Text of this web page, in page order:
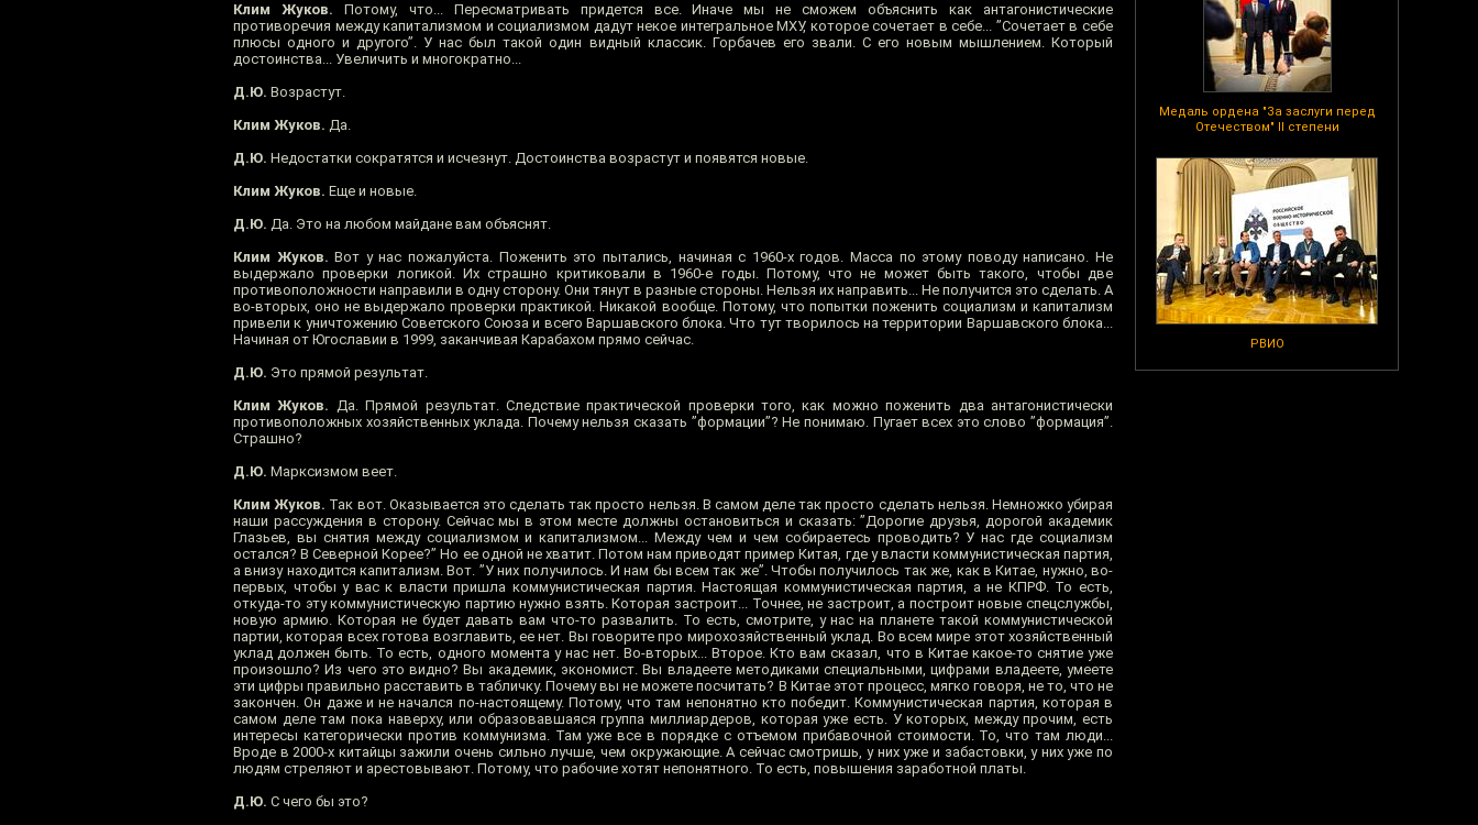
Медаль ордена "За заслуги перед
Отечеством" II степени
РВИО
Клим Жуков. Потому, что... Пересматривать придется все. Иначе мы не сможем объяснить как антагонистические
противоречия между капитализмом и социализмом дадут некое интегральное МХУ, которое сочетает в себе... ”Сочетает в себе
плюсы одного и другого”. У нас был такой один видный классик. Горбачев его звали. С его новым мышлением. Который
достоинства... Увеличить и многократно...
Д.Ю. Возрастут.
Клим Жуков. Да.
Д.Ю. Недостатки сократятся и исчезнут. Достоинства возрастут и появятся новые.
Клим Жуков. Еще и новые.
Д.Ю. Да. Это на любом майдане вам объяснят.
Клим Жуков. Вот у нас пожалуйста. Поженить это пытались, начиная с 1960-х годов. Масса по этому поводу написано. Не
выдержало проверки логикой. Их страшно критиковали в 1960-е годы. Потому, что не может быть такого, чтобы две
противоположности направили в одну сторону. Они тянут в разные стороны. Нельзя их направить... Не получится это сделать. А
во-вторых, оно не выдержало проверки практикой. Никакой вообще. Потому, что попытки поженить социализм и капитализм
привели к уничтожению Советского Союза и всего Варшавского блока. Что тут творилось на территории Варшавского блока...
Начиная от Югославии в 1999, заканчивая Карабахом прямо сейчас.
Д.Ю. Это прямой результат.
Клим Жуков. Да. Прямой результат. Следствие практической проверки того, как можно поженить два антагонистически
противоположных хозяйственных уклада. Почему нельзя сказать ”формации”? Не понимаю. Пугает всех это слово ”формация”.
Страшно?
Д.Ю. Марксизмом веет.
Клим Жуков. Так вот. Оказывается это сделать так просто нельзя. В самом деле так просто сделать нельзя. Немножко убирая
наши рассуждения в сторону. Сейчас мы в этом месте должны остановиться и сказать: ”Дорогие друзья, дорогой академик
Глазьев, вы снятия между социализмом и капитализмом... Между чем и чем собираетесь проводить? У нас где социализм
остался? В Северной Корее?” Но ее одной не хватит. Потом нам приводят пример Китая, где у власти коммунистическая партия,
а внизу находится капитализм. Вот. ”У них получилось. И нам бы всем так же”. Чтобы получилось так же, как в Китае, нужно, во-
первых, чтобы у вас к власти пришла коммунистическая партия. Настоящая коммунистическая партия, а не КПРФ. То есть,
откуда-то эту коммунистическую партию нужно взять. Которая застроит... Точнее, не застроит, а построит новые спецслужбы,
новую армию. Которая не будет давать вам что-то развалить. То есть, смотрите, у нас на планете такой коммунистической
партии, которая всех готова возглавить, ее нет. Вы говорите про мирохозяйственный уклад. Во всем мире этот хозяйственный
уклад должен быть. То есть, одного момента у нас нет. Во-вторых... Второе. Кто вам сказал, что в Китае какое-то снятие уже
произошло? Из чего это видно? Вы академик, экономист. Вы владеете методиками специальными, цифрами владеете, умеете
эти цифры правильно расставить в табличку. Почему вы не можете посчитать? В Китае этот процесс, мягко говоря, не то, что не
закончен. Он даже и не начался по-настоящему. Потому, что там непонятно кто победит. Коммунистическая партия, которая в
самом деле там пока наверху, или образовавшаяся группа миллиардеров, которая уже есть. У которых, между прочим, есть
интересы категорически против коммунизма. Там уже все в порядке с отъемом прибавочной стоимости. То, что там люди...
Вроде в 2000-х китайцы зажили очень сильно лучше, чем окружающие. А сейчас смотришь, у них уже и забастовки, у них уже по
людям стреляют и арестовывают. Потому, что рабочие хотят непонятного. То есть, повышения заработной платы.
Д.Ю. С чего бы это?